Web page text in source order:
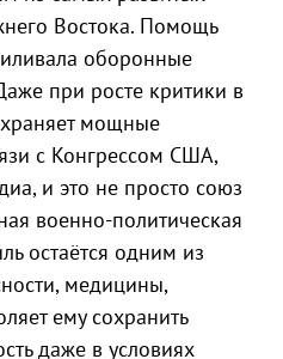
Востока. Помощь
оборонные
при росте критики в
мощные
с Конгрессом США,
и это не просто союз
военно-политическая
остаётся одним из
медицины,
ему сохранить
даже в условиях